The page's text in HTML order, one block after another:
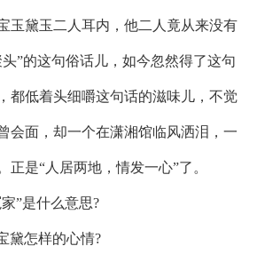
黛玉二人耳内，他二人竟从来没有
”的这句俗话儿，如今忽然得了这句
都低着头细嚼这句话的滋味儿，不觉
会面，却一个在潇湘馆临风洒泪，一
正是“人居两地，情发一心”了。
”是什么意思?
怎样的心情?